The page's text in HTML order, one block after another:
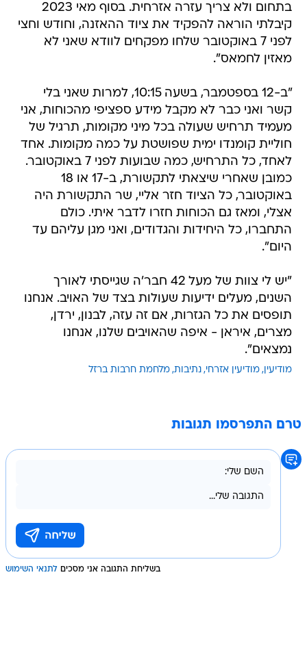
בתחום ולא צריך עזרה אזרחית. בסוף מאי 2023
קיבלתי הוראה להפקיד את ציוד ההאזנה, וחודש וחצי
לפני 7 באוקטובר שלחו מפקחים לוודא שאני לא
מאזין לחמאס".
"ב-12 בספטמבר, בשעה 10:15, למרות שאני בלי
קשר ואני כבר לא מקבל מידע ספציפי מהכוחות, אני
מעמיד תרחיש שעולה בכל מיני מקומות, תרגיל של
חוליית קומנדו ימית שפושטת על כמה מקומות. אחד
לאחד, כל התרחיש, כמה שבועות לפני 7 באוקטובר.
כמובן שאחרי שיצאתי לתקשורת, ב-17 או 18
באוקטובר, כל הציוד חזר אליי, שר התקשורת היה
אצלי, ומאז גם הכוחות חזרו לדבר איתי. כולם
התחברו, כל היחידות והגדודים, ואני מגן עליהם עד
היום".
"יש לי צוות של מעל 42 חבר'ה שגייסתי לאורך
השנים, מעלים ידיעות שעולות בצד של האויב. אנחנו
תופסים את כל הגזרות, אם זה עזה, לבנון, ירדן,
מצרים, איראן - איפה שהאויבים שלנו, אנחנו
נמצאים".
מודיעין מודיעין אזרחי נתיבות מלחמת חרבות ברזל
טרם התפרסמו תגובות
בשליחת התגובה אני מסכים לתנאי השימוש